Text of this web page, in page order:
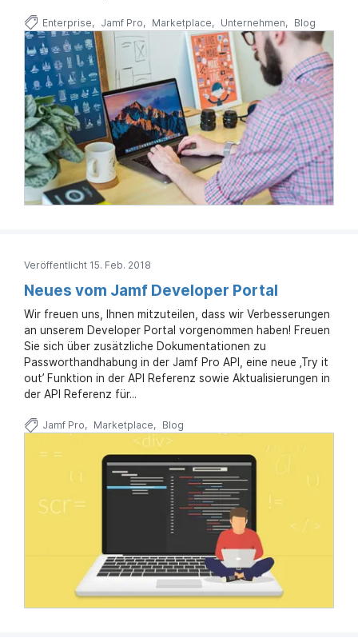
Enterprise Jamf Pro Marketplace Unternehmen Blog
Veröffentlicht 15. Feb. 2018
Neues vom Jamf Developer Portal
Wir freuen uns, Ihnen mitzuteilen, dass wir Verbesserungen
an unserem Developer Portal vorgenommen haben! Freuen
Sie sich über zusätzliche Dokumentationen zu
Passworthandhabung in der Jamf Pro API, eine neue ‚Try it
out’ Funktion in der API Referenz sowie Aktualisierungen in
der API Referenz für...
Jamf Pro Marketplace Blog